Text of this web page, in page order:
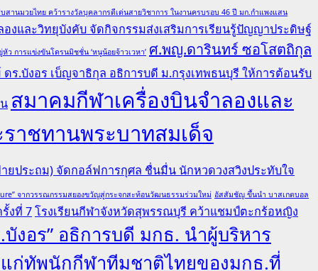
สานมวยไทย คว้ารางวัลบุคลากรดีเด่นสายวิชาการ ในงานครบรอบ 46 ปี มก.กำแพงแสน
งและวิทยุบังคับ จัดกิจกรรมส่งเสริมการเรียนรู้ปัญญาประดิษฐ์
ว การแข่งขันโดรนมิชชั่น ‘หนูน้อยจ้าวเวหา’ ศ.พญ.ดารินทร์ ซอโสตถิกุล
ดร.บังอร เบ็ญจาธิกุล อธิการบดี ม.กรุงเทพธนบุรี ให้การต้อนรับ
สมาคมกีฬาเครื่องบินจำลองและ
าชทานพระบาทสมเด็จ
ยประถม) จัดกอล์ฟการกุศล ชื่นมื่น นักหวดวงสวิงประทับใจ
จากวรรณกรรมสยองขวัญสู่กระจกสะท้อนวัฒนธรรมร่วมใหม่ อัสสัมชัญ ขึ้นนำ บาสเกตบอล
งที่ 7โรงเรียนกีฬาจังหวัดสุพรรณบุรี คว้าแชมป์ตะกร้อหญิง
บังอร” อธิการบดี มกธ. นำผู้บริหาร
แก่ทัพนักกีฬาทีมชาติไทยของมกธ.ที่